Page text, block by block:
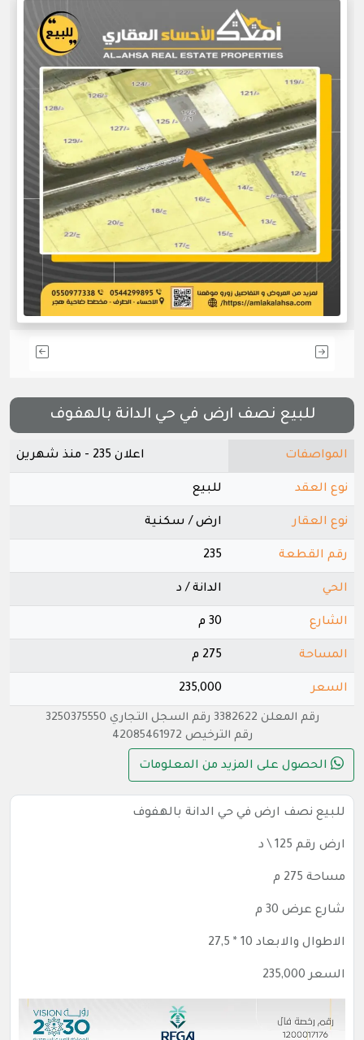
للبيع نصف ارض في حي الدانة بالهفوف
المواصفات اعلان 235 - منذ شهرين
نوع العقد للبيع
نوع العقار ارض / سكنية
رقم القطعة 235
الحي الدانة / د
الشارع 30 م
المساحة 275 م
السعر 235,000
رقم المعلن 3382622 رقم السجل التجاري 3250375550
رقم الترخيص 42085461972
الحصول على المزيد من المعلومات
للبيع نصف ارض في حي الدانة بالهفوف
ارض رقم 125 \ د
مساحة 275 م
شارع عرض 30 م
الاطوال والابعاد 10 * 27,5
السعر 235,000